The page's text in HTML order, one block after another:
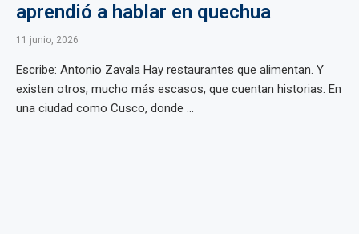
aprendió a hablar en quechua
11 junio, 2026
Escribe: Antonio Zavala Hay restaurantes que alimentan. Y
existen otros, mucho más escasos, que cuentan historias. En
una ciudad como Cusco, donde ...